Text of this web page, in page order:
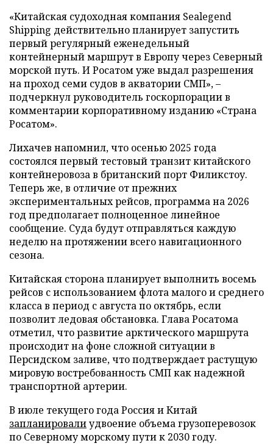
«Китайская судоходная компания Sealegend
Shipping действительно планирует запустить
первый регулярный еженедельный
контейнерный маршрут в Европу через Северный
морской путь. И Росатом уже выдал разрешения
на проход семи судов в акватории СМП», –
подчеркнул руководитель госкорпорации в
комментарии корпоративному изданию «Страна
Росатом».
Лихачев напомнил, что осенью 2025 года
состоялся первый тестовый транзит китайского
контейнеровоза в британский порт Филикстоу.
Теперь же, в отличие от прежних
экспериментальных рейсов, программа на 2026
год предполагает полноценное линейное
сообщение. Суда будут отправляться каждую
неделю на протяжении всего навигационного
сезона.
Китайская сторона планирует выполнить восемь
рейсов с использованием флота малого и среднего
класса в период с августа по октябрь, если
позволит ледовая обстановка. Глава Росатома
отметил, что развитие арктического маршрута
происходит на фоне сложной ситуации в
Персидском заливе, что подтверждает растущую
мировую востребованность СМП как надежной
транспортной артерии.
В июле текущего года Россия и Китай
запланировалиудвоение объема грузоперевозок
по Северному морскому пути к 2030 году.